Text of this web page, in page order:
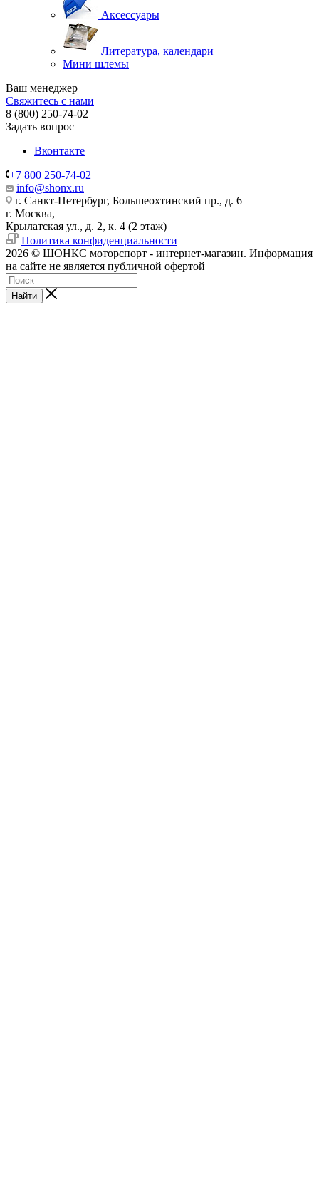
Аксессуары
Литература, календари
Мини шлемы
Ваш менеджер
Свяжитесь с нами
8 (800) 250-74-02
Задать вопрос
Вконтакте
+7 800 250-74-02
info@shonx.ru
г. Санкт-Петербург, Большеохтинский пр., д. 6
г. Москва,
Крылатская ул., д. 2, к. 4 (2 этаж)
Политика конфиденциальности
2026 © ШОНКС моторспорт - интернет-магазин. Информация
на сайте не является публичной офертой
Найти